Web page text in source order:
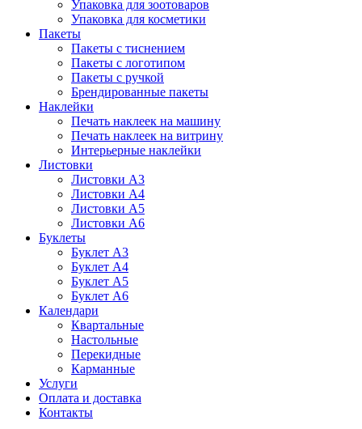
Упаковка для зоотоваров
Упаковка для косметики
Пакеты
Пакеты с тиснением
Пакеты с логотипом
Пакеты с ручкой
Брендированные пакеты
Наклейки
Печать наклеек на машину
Печать наклеек на витрину
Интерьерные наклейки
Листовки
Листовки А3
Листовки А4
Листовки А5
Листовки А6
Буклеты
Буклет А3
Буклет А4
Буклет А5
Буклет А6
Календари
Квартальные
Настольные
Перекидные
Карманные
Услуги
Оплата и доставка
Контакты